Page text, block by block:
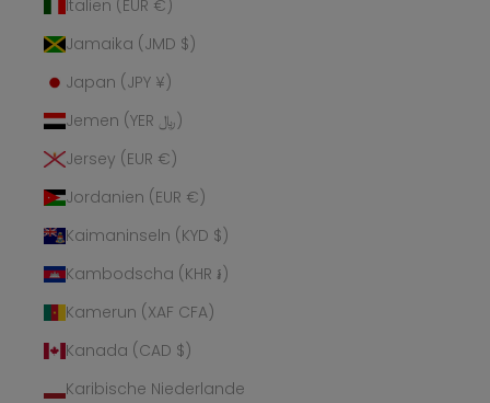
Italien (EUR €)
Jamaika (JMD $)
Japan (JPY ¥)
Jemen (YER ﷼)
Jersey (EUR €)
Jordanien (EUR €)
Kaimaninseln (KYD $)
Kambodscha (KHR ៛)
Kamerun (XAF CFA)
Kanada (CAD $)
Karibische Niederlande